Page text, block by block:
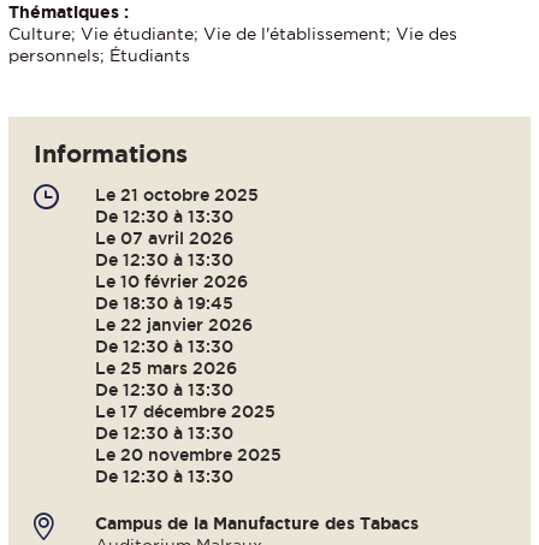
Thématiques :
Culture; Vie étudiante; Vie de l'établissement; Vie des
personnels; Étudiants
Informations
Le 21 octobre 2025
De 12:30 à 13:30
Le 07 avril 2026
De 12:30 à 13:30
Le 10 février 2026
De 18:30 à 19:45
Le 22 janvier 2026
De 12:30 à 13:30
Le 25 mars 2026
De 12:30 à 13:30
Le 17 décembre 2025
De 12:30 à 13:30
Le 20 novembre 2025
De 12:30 à 13:30
Campus de la Manufacture des Tabacs